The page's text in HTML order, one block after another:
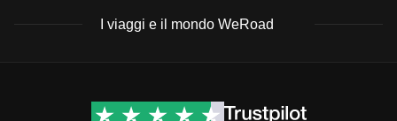
I viaggi e il mondo WeRoad
Viaggi di gruppo Nord
Contatti